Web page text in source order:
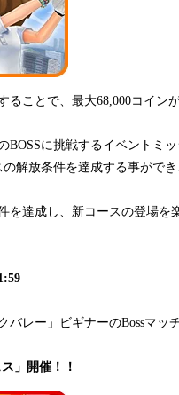
ことで、最大68,000コイン
に挑戦するイベントミッ
解放条件を達成する事がで
達成し、新コースの登場を
レー」ビギナーのBossマッ
」開催！！